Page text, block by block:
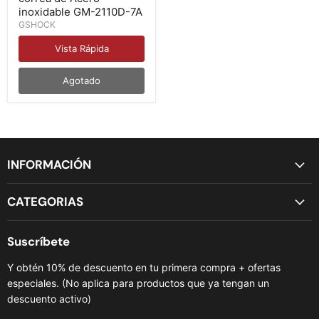
de
Acero
inoxidable
GM-
7A
inoxidable GM-2110D-7A
GSHOCK
Vista Rápida
Agotado
INFORMACIÓN
CATEGORIAS
Suscríbete
Y obtén 10% de descuento en tu primera compra + ofertas
especiales. (No aplica para productos que ya tengan un
descuento activo)